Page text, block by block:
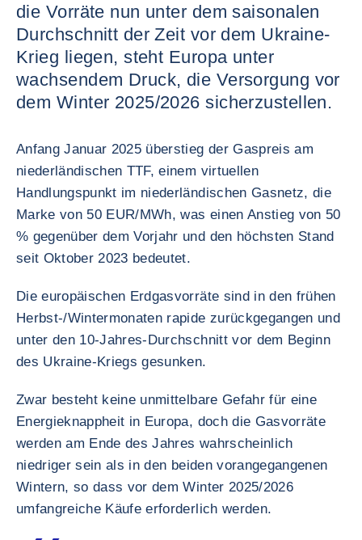
die Vorräte nun unter dem saisonalen
Durchschnitt der Zeit vor dem Ukraine-
Krieg liegen, steht Europa unter
wachsendem Druck, die Versorgung vor
dem Winter 2025/2026 sicherzustellen.
Anfang Januar 2025 überstieg der Gaspreis am
niederländischen TTF, einem virtuellen
Handlungspunkt im niederländischen Gasnetz, die
Marke von 50 EUR/MWh, was einen Anstieg von 50
% gegenüber dem Vorjahr und den höchsten Stand
seit Oktober 2023 bedeutet.
Die europäischen Erdgasvorräte sind in den frühen
Herbst-/Wintermonaten rapide zurückgegangen und
unter den 10-Jahres-Durchschnitt vor dem Beginn
des Ukraine-Kriegs gesunken.
Zwar besteht keine unmittelbare Gefahr für eine
Energieknappheit in Europa, doch die Gasvorräte
werden am Ende des Jahres wahrscheinlich
niedriger sein als in den beiden vorangegangenen
Wintern, so dass vor dem Winter 2025/2026
umfangreiche Käufe erforderlich werden.